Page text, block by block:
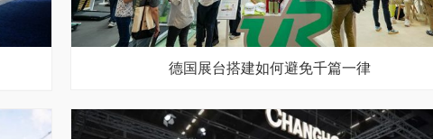
德国展台搭建如何避免千篇一律